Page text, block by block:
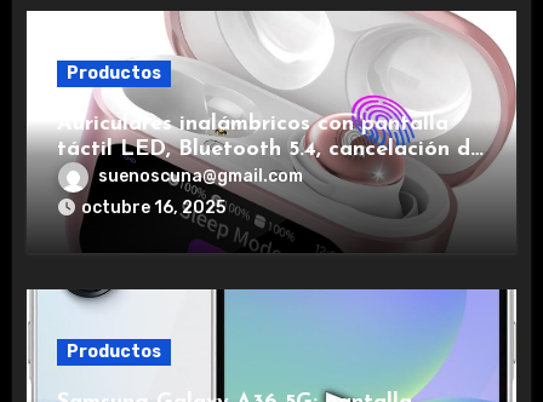
Productos
Auriculares inalámbricos con pantalla
táctil LED, Bluetooth 5.4, cancelación de
ruido, impermeables y de larga duración.
suenoscuna@gmail.com
octubre 16, 2025
Productos